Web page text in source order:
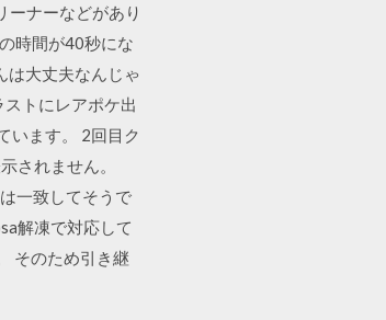
ーナーなどがあり
時間が40秒にな
は大丈夫なんじゃ
トにレアポケ出
います。 2回目ク
されません。
一致してそうで
解凍で対応して
そのため引き継